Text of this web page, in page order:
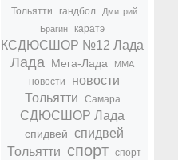
Тольятти
гандбол
Дмитрий
Брагин
каратэ
КСДЮСШОР №12 Лада
Лада Мега-Лада ММА
новости
новости
Тольятти
Самара
СДЮСШОР Лада
спидвей спидвей
Тольятти спорт спорт